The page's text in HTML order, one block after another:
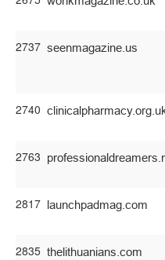
2737
2740
2763
2817
2835